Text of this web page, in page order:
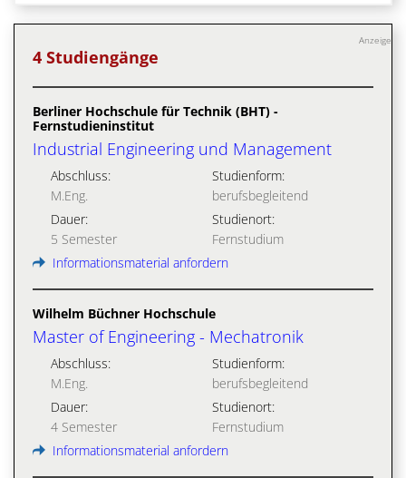
Anzeige
4 Studiengänge
Berliner Hochschule für Technik (BHT) -
Fernstudieninstitut
Industrial Engineering und Management
Abschluss:
M.Eng.
Studienform:
berufsbegleitend
Dauer:
5 Semester
Studienort:
Fernstudium
Informationsmaterial anfordern
Wilhelm Büchner Hochschule
Master of Engineering - Mechatronik
Abschluss:
M.Eng.
Studienform:
berufsbegleitend
Dauer:
4 Semester
Studienort:
Fernstudium
Informationsmaterial anfordern